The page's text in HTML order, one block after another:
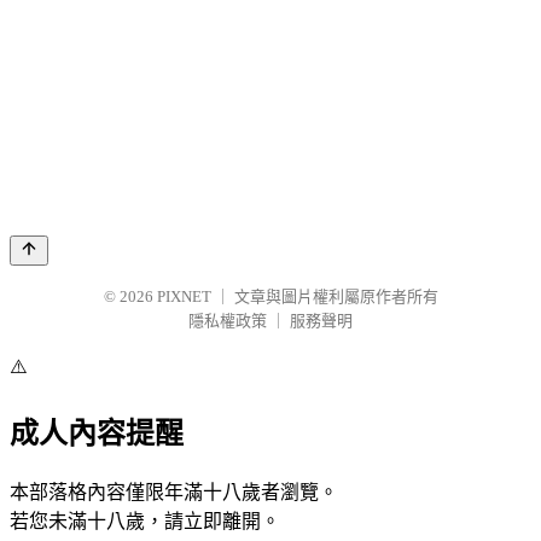
© 2026 PIXNET
文章與圖片權利屬原作者所有
隱私權政策
服務聲明
⚠️
成人內容提醒
本部落格內容僅限年滿十八歲者瀏覽。
若您未滿十八歲，請立即離開。